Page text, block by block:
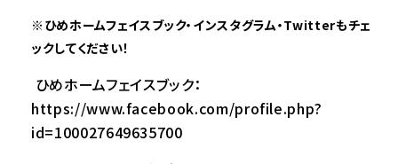
※ ひめホームフェイスブック・インスタグラム・Twitterもチェ
ックしてください！
ひめホームフェイスブック：
https://www.facebook.com/profile.php?
id=100027649635700